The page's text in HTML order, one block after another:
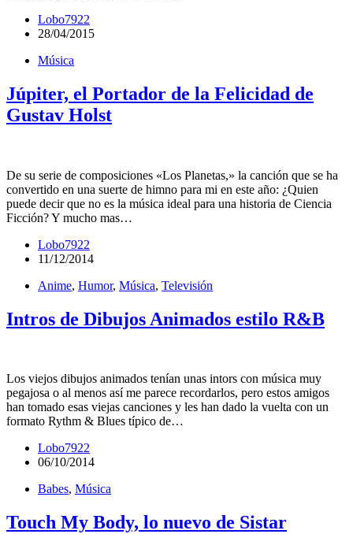
Lobo7922
28/04/2015
Música
Júpiter, el Portador de la Felicidad de
Gustav Holst
De su serie de composiciones «Los Planetas,» la canción que se ha
convertido en una suerte de himno para mi en este año: ¿Quien
puede decir que no es la música ideal para una historia de Ciencia
Ficción? Y mucho mas…
Lobo7922
11/12/2014
Anime, Humor, Música, Televisión
Intros de Dibujos Animados estilo R&B
Los viejos dibujos animados tenían unas intors con música muy
pegajosa o al menos así me parece recordarlos, pero estos amigos
han tomado esas viejas canciones y les han dado la vuelta con un
formato Rythm & Blues típico de…
Lobo7922
06/10/2014
Babes, Música
Touch My Body, lo nuevo de Sistar